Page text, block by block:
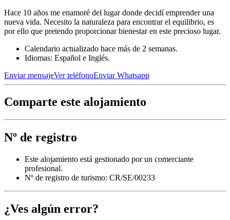
Hace 10 años me enamoré del lugar donde decidí emprender una
nueva vida. Necesito la naturaleza para encontrar el equilibrio, es
por ello que pretendo proporcionar bienestar en este precioso lugar.
Calendario actualizado hace más de 2 semanas.
Idiomas: Español e Inglés.
Enviar mensajeVer teléfonoEnviar Whatsapp
Comparte este alojamiento
Nº de registro
Este alojamiento está gestionado por un comerciante
profesional.
Nº de registro de turismo: CR/SE/00233
¿Ves algún error?